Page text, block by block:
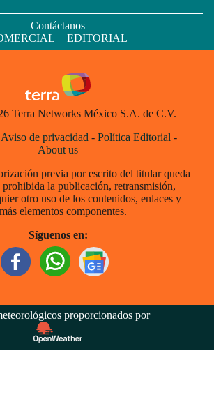
Contáctanos
| EDITORIAL
Terra Networks México S.A. de C.V.
Aviso de privacidad - Política Editorial -
About us
previa por escrito del titular queda
prohibida la publicación, retransmisión,
otro uso de los contenidos, enlaces y
elementos componentes.
Síguenos en:
proporcionados por